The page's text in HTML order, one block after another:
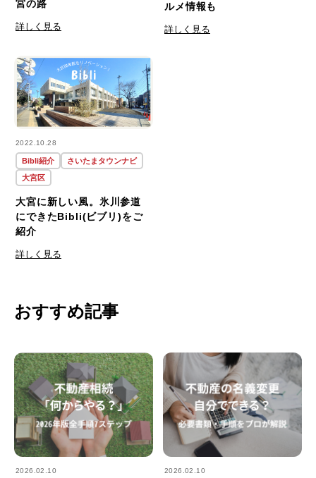
宮の路
詳しく見る
ルメ情報も
詳しく見る
2022.10.28
Bibli紹介
さいたまタウンナビ
大宮区
大宮に新しい風。氷川参道
にできたBibli(ビブリ)をご
紹介
詳しく見る
おすすめ記事
2026.02.10 2026.02.10